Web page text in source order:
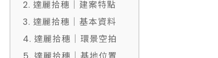
2. 達麗拾穗｜建案特點
3. 達麗拾穗｜基本資料
4. 達麗拾穗｜環景空拍